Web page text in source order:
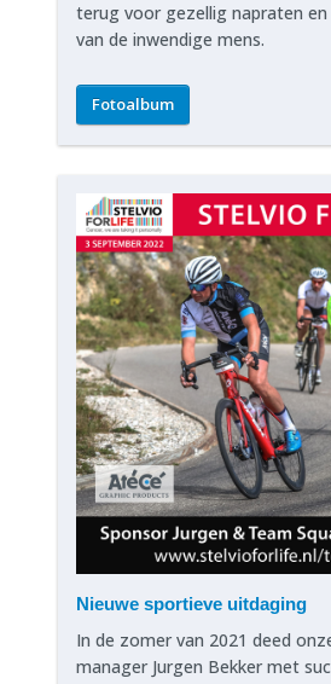
terug voor gezellig napraten
van de inwendige mens.
Fotoalbum
Nieuwe sportieve uitdaging
In de zomer van 2021 deed
manager Jurgen Bekker met